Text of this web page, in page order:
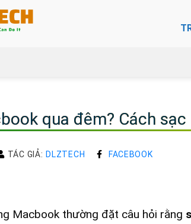
qua đêm? Cách
TÁC GIẢ: DLZTECH FACEBOOK
Macbook thường đặt câu hỏi rằng